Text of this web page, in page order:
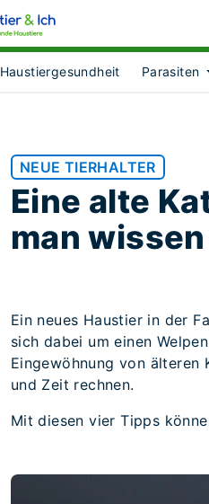
Haustiergesundheit
Parasiten
NEUE TIERHALTER
Eine alte
man
Ein neues Haustier in der
sich dabei um einen
Eingewöhnung von älteren
und Zeit rechnen.
Mit diesen vier Tipps